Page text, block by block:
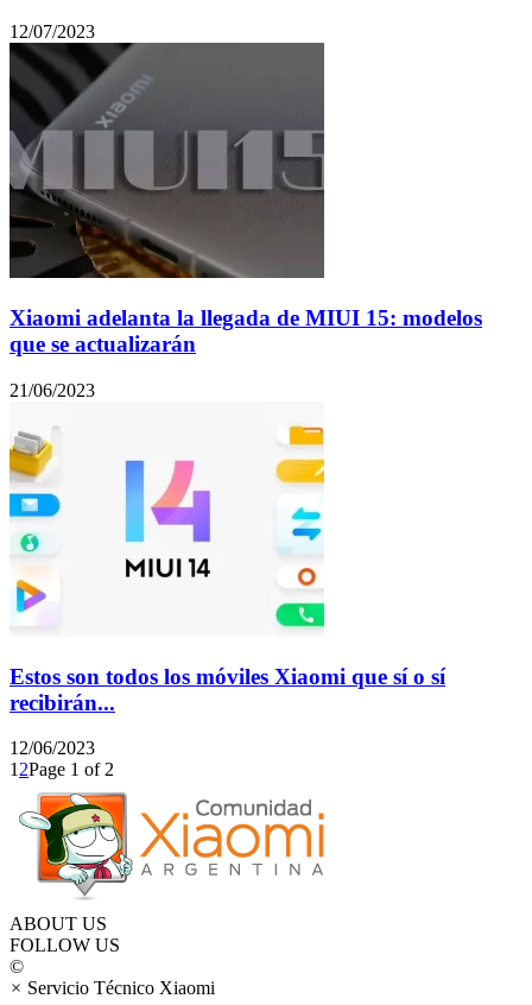
12/07/2023
Xiaomi adelanta la llegada de MIUI 15: modelos
que se actualizarán
21/06/2023
Estos son todos los móviles Xiaomi que sí o sí
recibirán...
12/06/2023
1 2Page 1 of 2
ABOUT US
FOLLOW US
©
× Servicio Técnico Xiaomi